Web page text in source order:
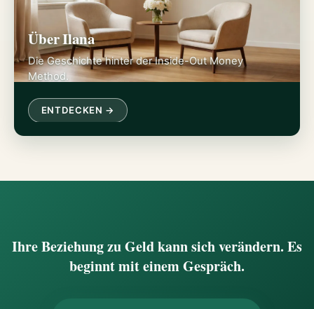
Über Ilana
Die Geschichte hinter der Inside-Out Money
Method.
ENTDECKEN →
Ihre Beziehung zu Geld kann sich verändern. Es
beginnt mit einem Gespräch.